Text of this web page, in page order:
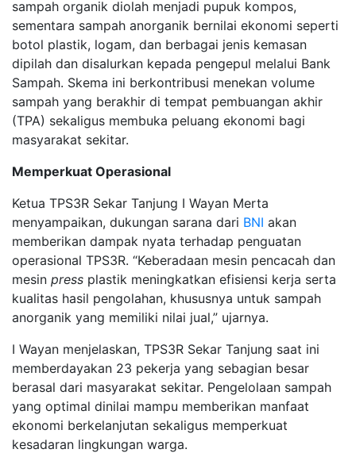
sampah organik diolah menjadi pupuk kompos,
sementara sampah anorganik bernilai ekonomi seperti
botol plastik, logam, dan berbagai jenis kemasan
dipilah dan disalurkan kepada pengepul melalui Bank
Sampah. Skema ini berkontribusi menekan volume
sampah yang berakhir di tempat pembuangan akhir
(TPA) sekaligus membuka peluang ekonomi bagi
masyarakat sekitar.
Memperkuat Operasional
Ketua TPS3R Sekar Tanjung I Wayan Merta
menyampaikan, dukungan sarana dari BNI akan
memberikan dampak nyata terhadap penguatan
operasional TPS3R. “Keberadaan mesin pencacah dan
mesin press plastik meningkatkan efisiensi kerja serta
kualitas hasil pengolahan, khususnya untuk sampah
anorganik yang memiliki nilai jual,” ujarnya.
I Wayan menjelaskan, TPS3R Sekar Tanjung saat ini
memberdayakan 23 pekerja yang sebagian besar
berasal dari masyarakat sekitar. Pengelolaan sampah
yang optimal dinilai mampu memberikan manfaat
ekonomi berkelanjutan sekaligus memperkuat
kesadaran lingkungan warga.